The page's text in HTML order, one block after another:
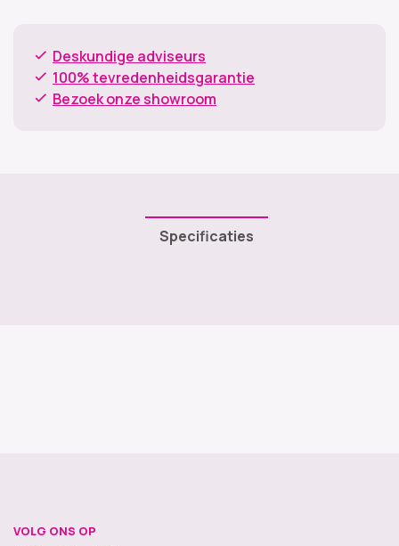
Deskundige adviseurs
100% tevredenheidsgarantie
Bezoek onze showroom
Specificaties
VOLG ONS OP